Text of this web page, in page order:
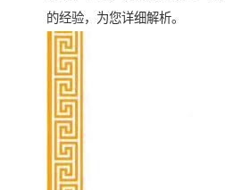
的经验，为您详细解析。